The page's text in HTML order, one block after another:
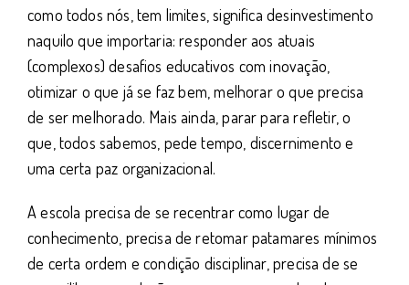
como todos nós, tem limites, significa desinvestimento
naquilo que importaria: responder aos atuais
(complexos) desafios educativos com inovação,
otimizar o que já se faz bem, melhorar o que precisa
de ser melhorado. Mais ainda, parar para refletir, o
que, todos sabemos, pede tempo, discernimento e
uma certa paz organizacional.
A escola precisa de se recentrar como lugar de
conhecimento, precisa de retomar patamares mínimos
de certa ordem e condição disciplinar, precisa de se